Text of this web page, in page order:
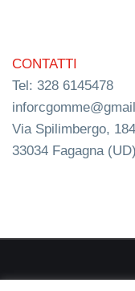
CONTATTI
Tel: 328 6145478
Via Spilimbergo, 184
33034 Fagagna (UD)